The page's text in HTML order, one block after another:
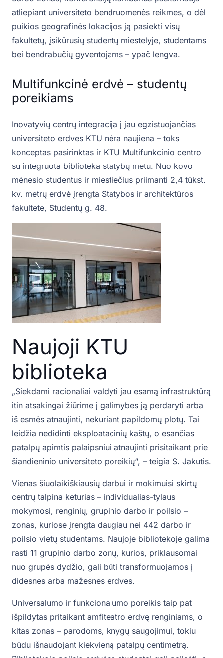
atliepiant universiteto bendruomenės reikmes, o dėl
puikios geografinės lokacijos ją pasiekti visų
fakultetų, įsikūrusių studentų miestelyje, studentams
bei bendrabučių gyventojams – ypač lengva.
Multifunkcinė erdvė – studentų
poreikiams
Inovatyvių centrų integracija į jau egzistuojančias
universiteto erdves KTU nėra naujiena – toks
konceptas pasirinktas ir KTU Multifunkcinio centro
su integruota biblioteka statybų metu. Nuo kovo
mėnesio studentus ir miestiečius priimanti 2,4 tūkst.
kv. metrų erdvė įrengta Statybos ir architektūros
fakultete, Studentų g. 48.
Naujoji KTU
biblioteka
„Siekdami racionaliai valdyti jau esamą infrastruktūrą
itin atsakingai žiūrime į galimybes ją perdaryti arba
iš esmės atnaujinti, nekuriant papildomų plotų. Tai
leidžia nedidinti eksploatacinių kaštų, o esančias
patalpų apimtis palaipsniui atnaujinti prisitaikant prie
šiandieninio universiteto poreikių“, – teigia S. Jakutis.
Vienas šiuolaikiškiausių darbui ir mokimuisi skirtų
centrų talpina keturias – individualias-tylaus
mokymosi, renginių, grupinio darbo ir poilsio –
zonas, kuriose įrengta daugiau nei 442 darbo ir
poilsio vietų studentams. Naujoje bibliotekoje galima
rasti 11 grupinio darbo zonų, kurios, priklausomai
nuo grupės dydžio, gali būti transformuojamos į
didesnes arba mažesnes erdves.
Universalumo ir funkcionalumo poreikis taip pat
išpildytas pritaikant amfiteatro erdvę renginiams, o
kitas zonas – parodoms, knygų saugojimui, tokiu
būdu išnaudojant kiekvieną patalpų centimetrą.